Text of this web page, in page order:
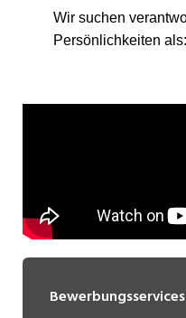
Bewerbungsservices